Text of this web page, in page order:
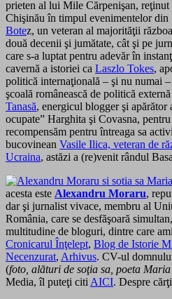
prieten al lui Mile Cărpenişan,
Chişinău în timpul evenimentelor din
Botez, un veteran al majorităţii
două decenii şi jumătate, cât şi pe
care s-a luptat pentru adevăr în
cavernă a istoriei ca Laszlo Tokes,
politică internaţională – şi nu numai –
şcoală românească de politică
Tanasă, energicul blogger şi
ocupate” Harghita şi Covasna,
recompensăm pentru întreaga sa
bucovinean Vasile Ilica, veteran de
Ucraina, astăzi a (re)venit rândul
acesta este Alexandru Moraru,
dar şi jurnalist vivace, membru al
România, care se desfăşoară
multitudine de bloguri, dintre care
Cronicarul Înţelept, Blog de Istorie
Necenzurat, Arhivus. CV-ul
(foto, alături de soţia sa, poeta
Media, îl puteţi citi AICI. Despre